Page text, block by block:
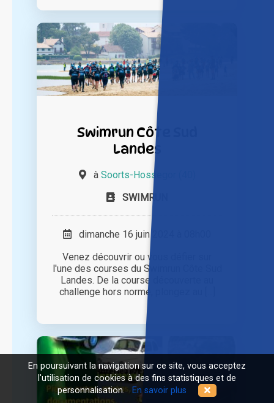
Swimrun Côte Sud
Landes
à Soorts-Hossegor (40)
SWIMRUN
dimanche 16 juin 2024 à 08h00
Venez découvrir ou vous défier sur
l'une des courses du Swimrun Côte Sud
Landes. De la course découverte au
challenge hors norme, plongez au [...]
En poursuivant la navigation sur ce site, vous acceptez
l'utilisation de cookies à des fins statistiques et de
personnalisation. En savoir plus